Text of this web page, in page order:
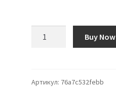
messa
Buy Now
Артикул: 76a7c532febb